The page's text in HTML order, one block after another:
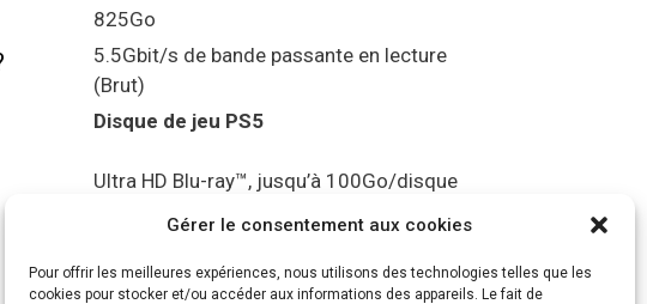
Gérer le consentement aux cookies
Pour offrir les meilleures expériences, nous utilisons des technologies telles que les
cookies pour stocker et/ou accéder aux informations des appareils. Le fait de
825Go
5.5Gbit/s de bande passante en lecture
(Brut)
Disque de jeu PS5
Ultra HD Blu-ray™, jusqu’à 100Go/disque
Sortie vidéo
Compatibilité avec les téléviseurs 4K 120Hz